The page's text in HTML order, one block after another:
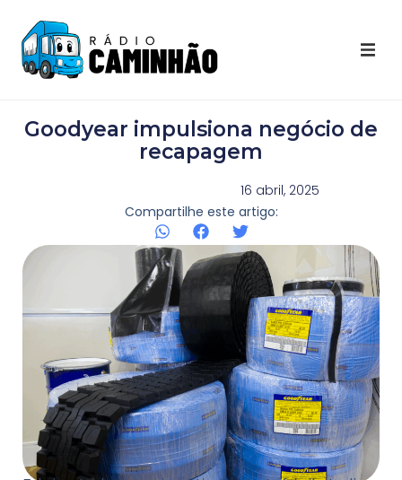
Destaques Youtube
Galeria de Fotos
Agenda
Contato
Goodyear impulsiona negócio de
recapagem
16 abril, 2025
Compartilhe este artigo: